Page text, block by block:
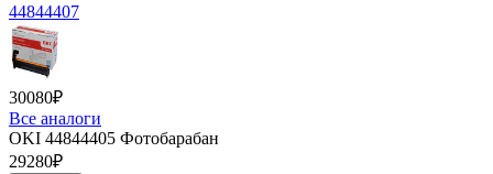
44844407
30080₽
Все аналоги
OKI 44844405 Фотобарабан
29280₽